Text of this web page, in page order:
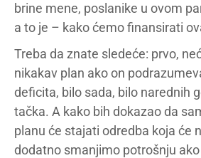
brine mene, poslanike u ovom
a to je – kako ćemo finansirati
Treba da znate sledeće: prvo,
nikakav plan ako on
deficita, bilo sada, bilo narednih
tačka. A kako bih dokazao da
planu će stajati odredba koja će
dodatno smanjimo potrošnju